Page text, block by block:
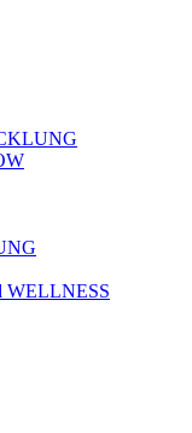
WELLNESS